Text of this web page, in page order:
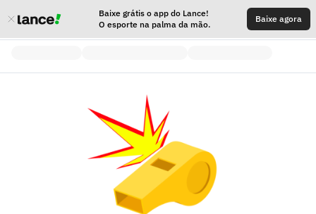
Baixe grátis o app do Lance!
O esporte na palma da mão.
Baixe agora